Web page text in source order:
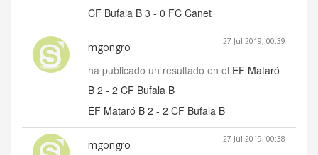
CF Bufala B 3 - 0 FC Canet
mgongro 27 Jul 2019, 00:39
ha publicado un resultado en el EF Mataró
B 2 - 2 CF Bufala B
EF Mataró B 2 - 2 CF Bufala B
mgongro 27 Jul 2019, 00:38